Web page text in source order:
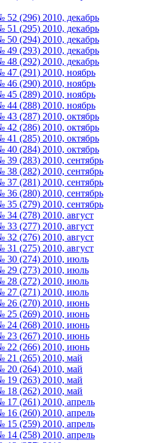
52 (296) 2010, декабрь
51 (295) 2010, декабрь
50 (294) 2010, декабрь
49 (293) 2010, декабрь
48 (292) 2010, декабрь
47 (291) 2010, ноябрь
46 (290) 2010, ноябрь
45 (289) 2010, ноябрь
44 (288) 2010, ноябрь
43 (287) 2010, октябрь
42 (286) 2010, октябрь
41 (285) 2010, октябрь
40 (284) 2010, октябрь
39 (283) 2010, сентябрь
38 (282) 2010, сентябрь
37 (281) 2010, сентябрь
36 (280) 2010, сентябрь
35 (279) 2010, сентябрь
34 (278) 2010, август
33 (277) 2010, август
32 (276) 2010, август
31 (275) 2010, август
30 (274) 2010, июль
29 (273) 2010, июль
28 (272) 2010, июль
27 (271) 2010, июль
26 (270) 2010, июнь
25 (269) 2010, июнь
24 (268) 2010, июнь
23 (267) 2010, июнь
22 (266) 2010, июнь
21 (265) 2010, май
20 (264) 2010, май
19 (263) 2010, май
18 (262) 2010, май
17 (261) 2010, апрель
16 (260) 2010, апрель
15 (259) 2010, апрель
14 (258) 2010, апрель